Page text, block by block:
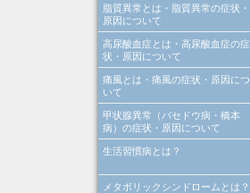
脂質異常とは・脂質異常の症状・
原因について
高尿酸血症とは・高尿酸血症の症
状・原因について
痛風とは・痛風の症状・原因につ
いて
甲状腺異常（バセドウ病・橋本
病）の症状・原因について
生活習慣病とは？
メタボリックシンドロームとは？